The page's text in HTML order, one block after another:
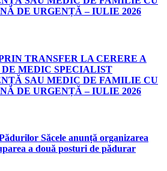
DE URGENȚĂ – IULIE 2026
TRANSFER LA CERERE A
MEDIC SPECIALIST
SAU MEDIC DE FAMILIE CU
DE URGENȚĂ – IULIE 2026
Săcele anunță organizarea
a două posturi de pădurar